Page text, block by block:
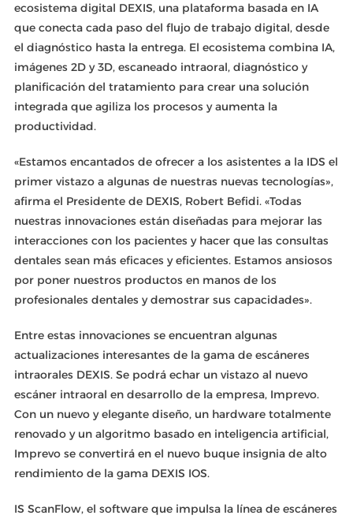
ecosistema digital DEXIS, una plataforma basada en IA
que conecta cada paso del flujo de trabajo digital, desde
el diagnóstico hasta la entrega. El ecosistema combina IA,
imágenes 2D y 3D, escaneado intraoral, diagnóstico y
planificación del tratamiento para crear una solución
integrada que agiliza los procesos y aumenta la
productividad.
«Estamos encantados de ofrecer a los asistentes a la IDS el
primer vistazo a algunas de nuestras nuevas tecnologías»,
afirma el Presidente de DEXIS, Robert Befidi. «Todas
nuestras innovaciones están diseñadas para mejorar las
interacciones con los pacientes y hacer que las consultas
dentales sean más eficaces y eficientes. Estamos ansiosos
por poner nuestros productos en manos de los
profesionales dentales y demostrar sus capacidades».
Entre estas innovaciones se encuentran algunas
actualizaciones interesantes de la gama de escáneres
intraorales DEXIS. Se podrá echar un vistazo al nuevo
escáner intraoral en desarrollo de la empresa, Imprevo.
Con un nuevo y elegante diseño, un hardware totalmente
renovado y un algoritmo basado en inteligencia artificial,
Imprevo se convertirá en el nuevo buque insignia de alto
rendimiento de la gama DEXIS IOS.
IS ScanFlow, el software que impulsa la línea de escáneres